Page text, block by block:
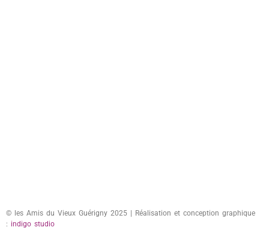
© les Amis du Vieux Guérigny 2025 | Réalisation et conception graphique
: indigo studio